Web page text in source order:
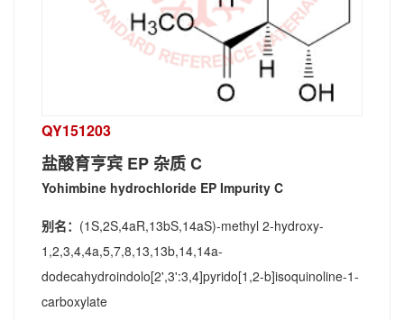
QY151203
盐酸育亨宾 EP 杂质 C
Yohimbine hydrochloride EP Impurity C
别名： (1S,2S,4aR,13bS,14aS)-methyl 2-hydroxy-
1,2,3,4,4a,5,7,8,13,13b,14,14a-
dodecahydroindolo[2',3':3,4]pyrido[1,2-b]isoquinoline-1-
carboxylate